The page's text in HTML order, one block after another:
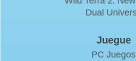
Dual
Juegue
PC Juegos